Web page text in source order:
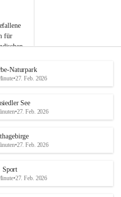
für
oder
Bitte
u
e
d
r
S
Naturpark
•27. Feb. 2026
See
•27. Feb. 2026
•27. Feb. 2026
Sport
•27. Feb. 2026